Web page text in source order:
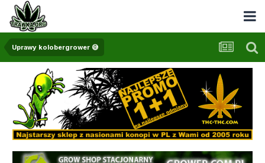
Uprawy kolobergrower 😅